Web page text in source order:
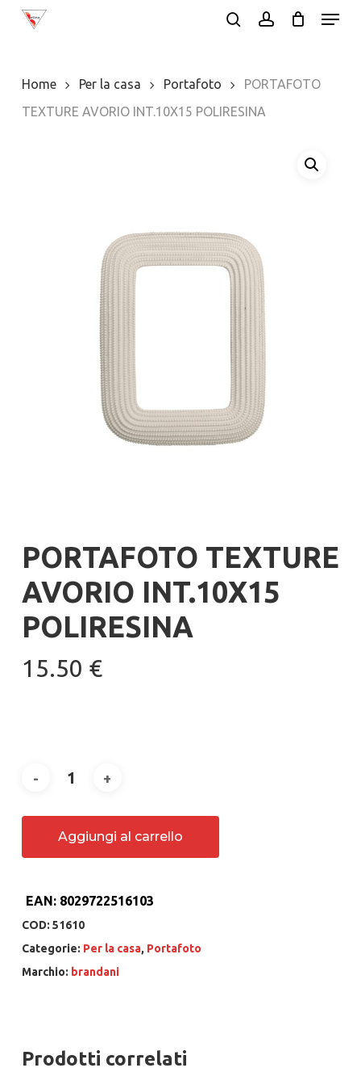
Skip
content
Menu
Home Per la casa Portafoto
PORTAFOTO
TEXTURE AVORIO INT.10X15 POLIRESINA
PORTAFOTO TEXTURE
AVORIO INT.10X15
POLIRESINA
15.50 €
Aggiungi al carrello
EAN: 8029722516103
COD: 51610
Categorie: Per la casa, Portafoto
Marchio: brandani
Prodotti correlati